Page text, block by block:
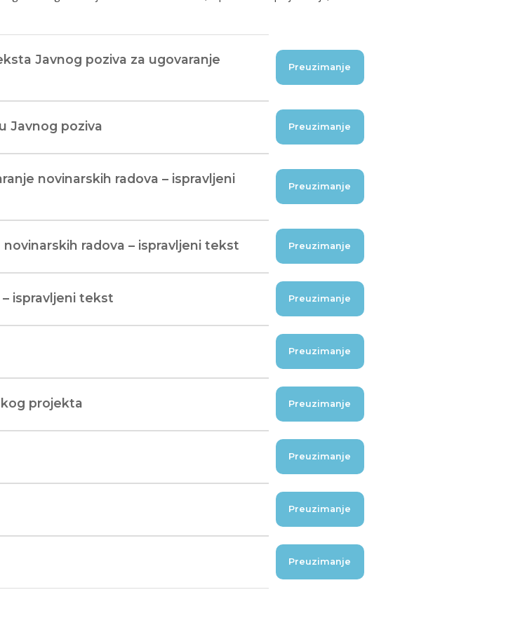
Javnog poziva za ugovaranje
Preuzimanje
Javnog poziva Preuzimanje
novinarskih radova – ispravljeni
Preuzimanje
radova – ispravljeni tekst Preuzimanje
ispravljeni tekst Preuzimanje
Preuzimanje
projekta Preuzimanje
Preuzimanje
Preuzimanje
Preuzimanje